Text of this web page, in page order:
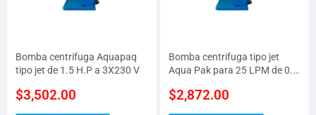
Bomba centrifuga Aquapaq
tipo jet de 1.5 H.P a 3X230 V
$3,502.00
Bomba centrifuga tipo jet
Aqua Pak para 25 LPM de 0.5
$2,872.00